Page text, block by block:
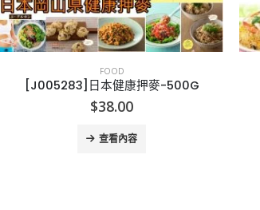
FOOD
[J005283]日本健康押麥-500G
$38.00
查看內容